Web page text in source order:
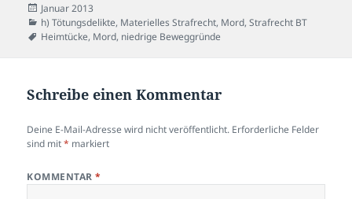
Veröffentlicht
am
Januar 2013
Kategorien
h) Tötungsdelikte, Materielles Strafrecht, Mord,Strafrecht BT
Schlagwörter
Heimtücke, Mord, niedrige Beweggründe
Schreibe einen Kommentar
Deine E-Mail-Adresse wird nicht veröffentlicht. Erforderliche Felder
sind mit* markiert
KOMMENTAR*